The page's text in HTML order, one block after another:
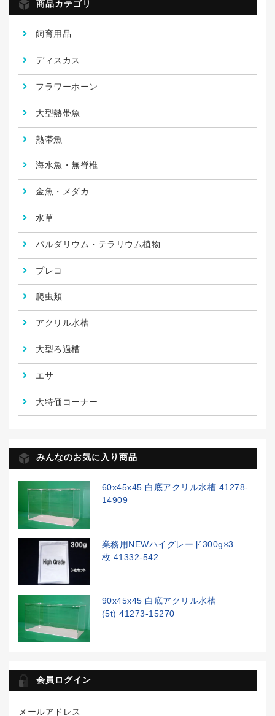
商品カテゴリ
飼育用品
ディスカス
フラワーホーン
大型熱帯魚
熱帯魚
海水魚・無脊椎
金魚・メダカ
水草
パルダリウム・テラリウム植物
プレコ
爬虫類
アクリル水槽
大型ろ過槽
エサ
大特価コーナー
みんなのお気に入り商品
60x45x45 白底アクリル水槽 41278-
14909
業務用NEWハイグレード300g×3
枚 41332-542
90x45x45 白底アクリル水槽
(5t) 41273-15270
会員ログイン
メールアドレス